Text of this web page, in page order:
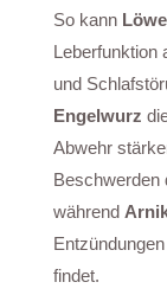
So kann
Leberfunktion
und
Engelwurz
Abwehr
Beschwerden
während
findet.